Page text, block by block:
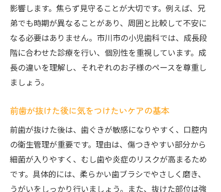
影響します。焦らず見守ることが大切です。例えば、兄
弟でも時期が異なることがあり、周囲と比較して不安に
なる必要はありません。市川市の小児歯科では、成長段
階に合わせた診療を行い、個別性を重視しています。成
長の違いを理解し、それぞれのお子様のペースを尊重し
ましょう。
前歯が抜けた後に気をつけたいケアの基本
前歯が抜けた後は、歯ぐきが敏感になりやすく、口腔内
の衛生管理が重要です。理由は、傷つきやすい部分から
細菌が入りやすく、むし歯や炎症のリスクが高まるため
です。具体的には、柔らかい歯ブラシでやさしく磨き、
うがいをしっかり行いましょう。また、抜けた部位は強